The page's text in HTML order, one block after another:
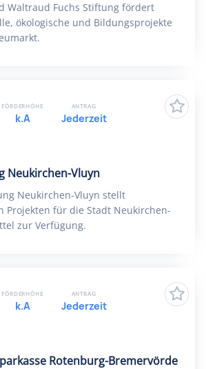
Waltraud Fuchs Stiftung fördert
ökologische und Bildungsprojekte
Neukirchen-Vluyn
Neukirchen-Vluyn stellt
Projekten für die Stadt Neukirchen-
zur Verfügung.
FÖRDERHÖHE
k.A
ANTRAG
Jederzeit
Rotenburg-Bremervörde
FÖRDERHÖHE
k.A
ANTRAG
Jederzeit